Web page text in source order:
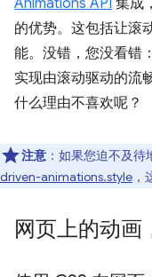
Animations API 集成
的优势。这包括让滚
能。没错，您没看错
实现由滚动驱动的流
什么理由不喜欢呢？
注意 ：如果您迫不及
driven-animations.style
网页上的动画